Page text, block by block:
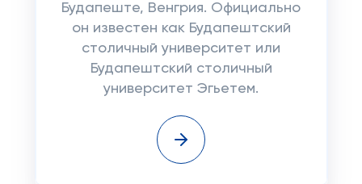
Будапеште, Венгрия. Официально
он известен как Будапештский
столичный университет или
Будапештский столичный
университет Эгьетем.